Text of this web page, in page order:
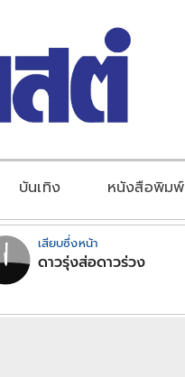
บันเทิง หนังสือพิมพ์
เสียบซึ่งหน้า
ดาวรุ่งส่อดาวร่วง